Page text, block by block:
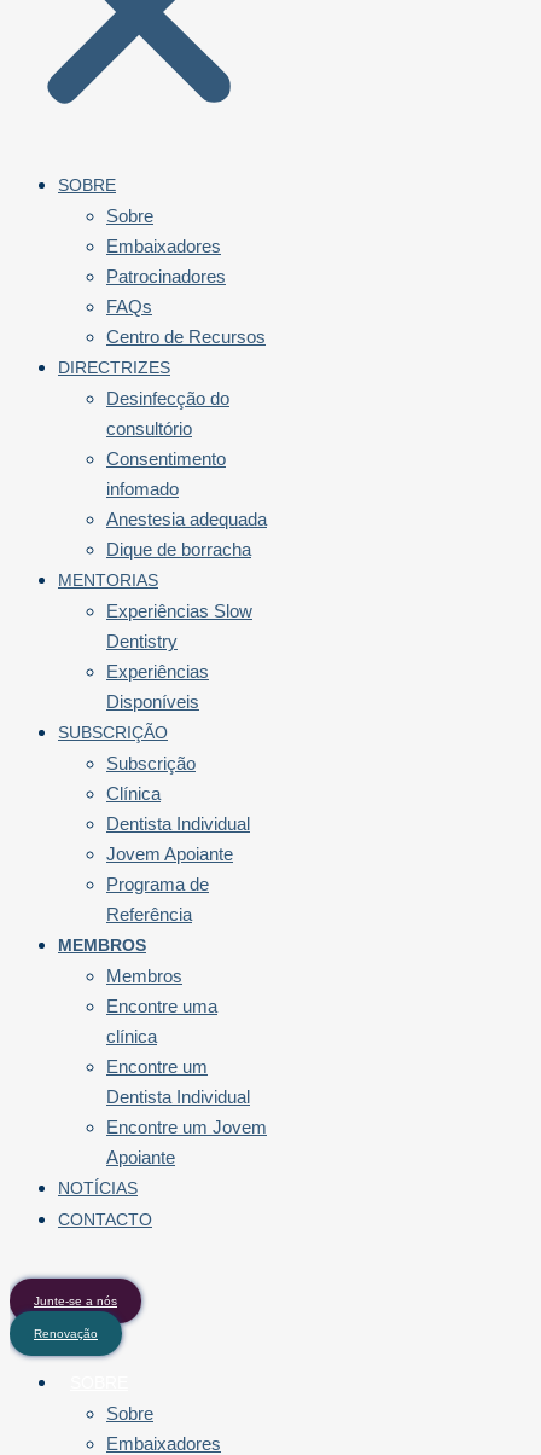
SOBRE
Sobre
Embaixadores
Patrocinadores
FAQs
Centro de Recursos
DIRECTRIZES
Desinfecção do
consultório
Consentimento
infomado
Anestesia adequada
Dique de borracha
MENTORIAS
Experiências Slow
Dentistry
Experiências
Disponíveis
SUBSCRIÇÃO
Subscrição
Clínica
Dentista Individual
Jovem Apoiante
Programa de
Referência
MEMBROS
Membros
Encontre uma
clínica
Encontre um
Dentista Individual
Encontre um Jovem
Apoiante
NOTÍCIAS
CONTACTO
Junte-se a nós
Renovação
Sobre
Embaixadores